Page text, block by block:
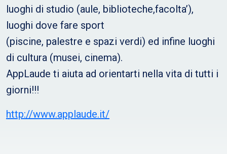
luoghi di studio (aule, biblioteche,facolta’),
luoghi dove fare sport
(piscine, palestre e spazi verdi) ed infine luoghi
di cultura (musei, cinema).
AppLaude ti aiuta ad orientarti nella vita di tutti i
giorni!!!
http://www.applaude.it/